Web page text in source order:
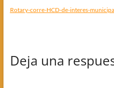
Rotary-corre-HCD-de-interes-
Deja una